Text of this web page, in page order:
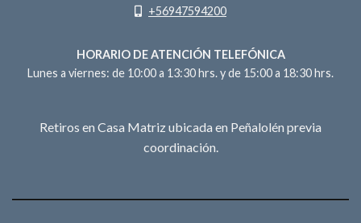
+56947594200
HORARIO DE ATENCIÓN TELEFÓNICA
Lunes a viernes: de 10:00 a 13:30 hrs. y de 15:00 a 18:30 hrs.
Retiros en Casa Matriz ubicada en Peñalolén previa
coordinación.